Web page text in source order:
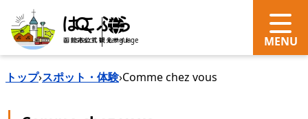
search Language
トップ›スポット・体験›Comme chez vous